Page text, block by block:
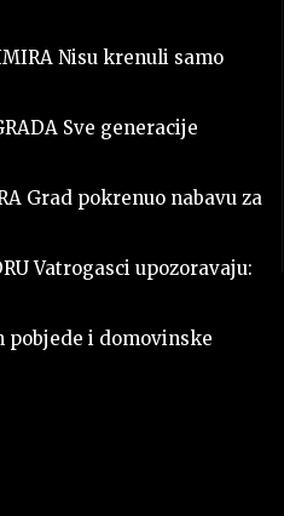
Nisu krenuli samo
Sve generacije
Grad pokrenuo nabavu za
Vatrogasci upozoravaju:
pobjede i domovinske